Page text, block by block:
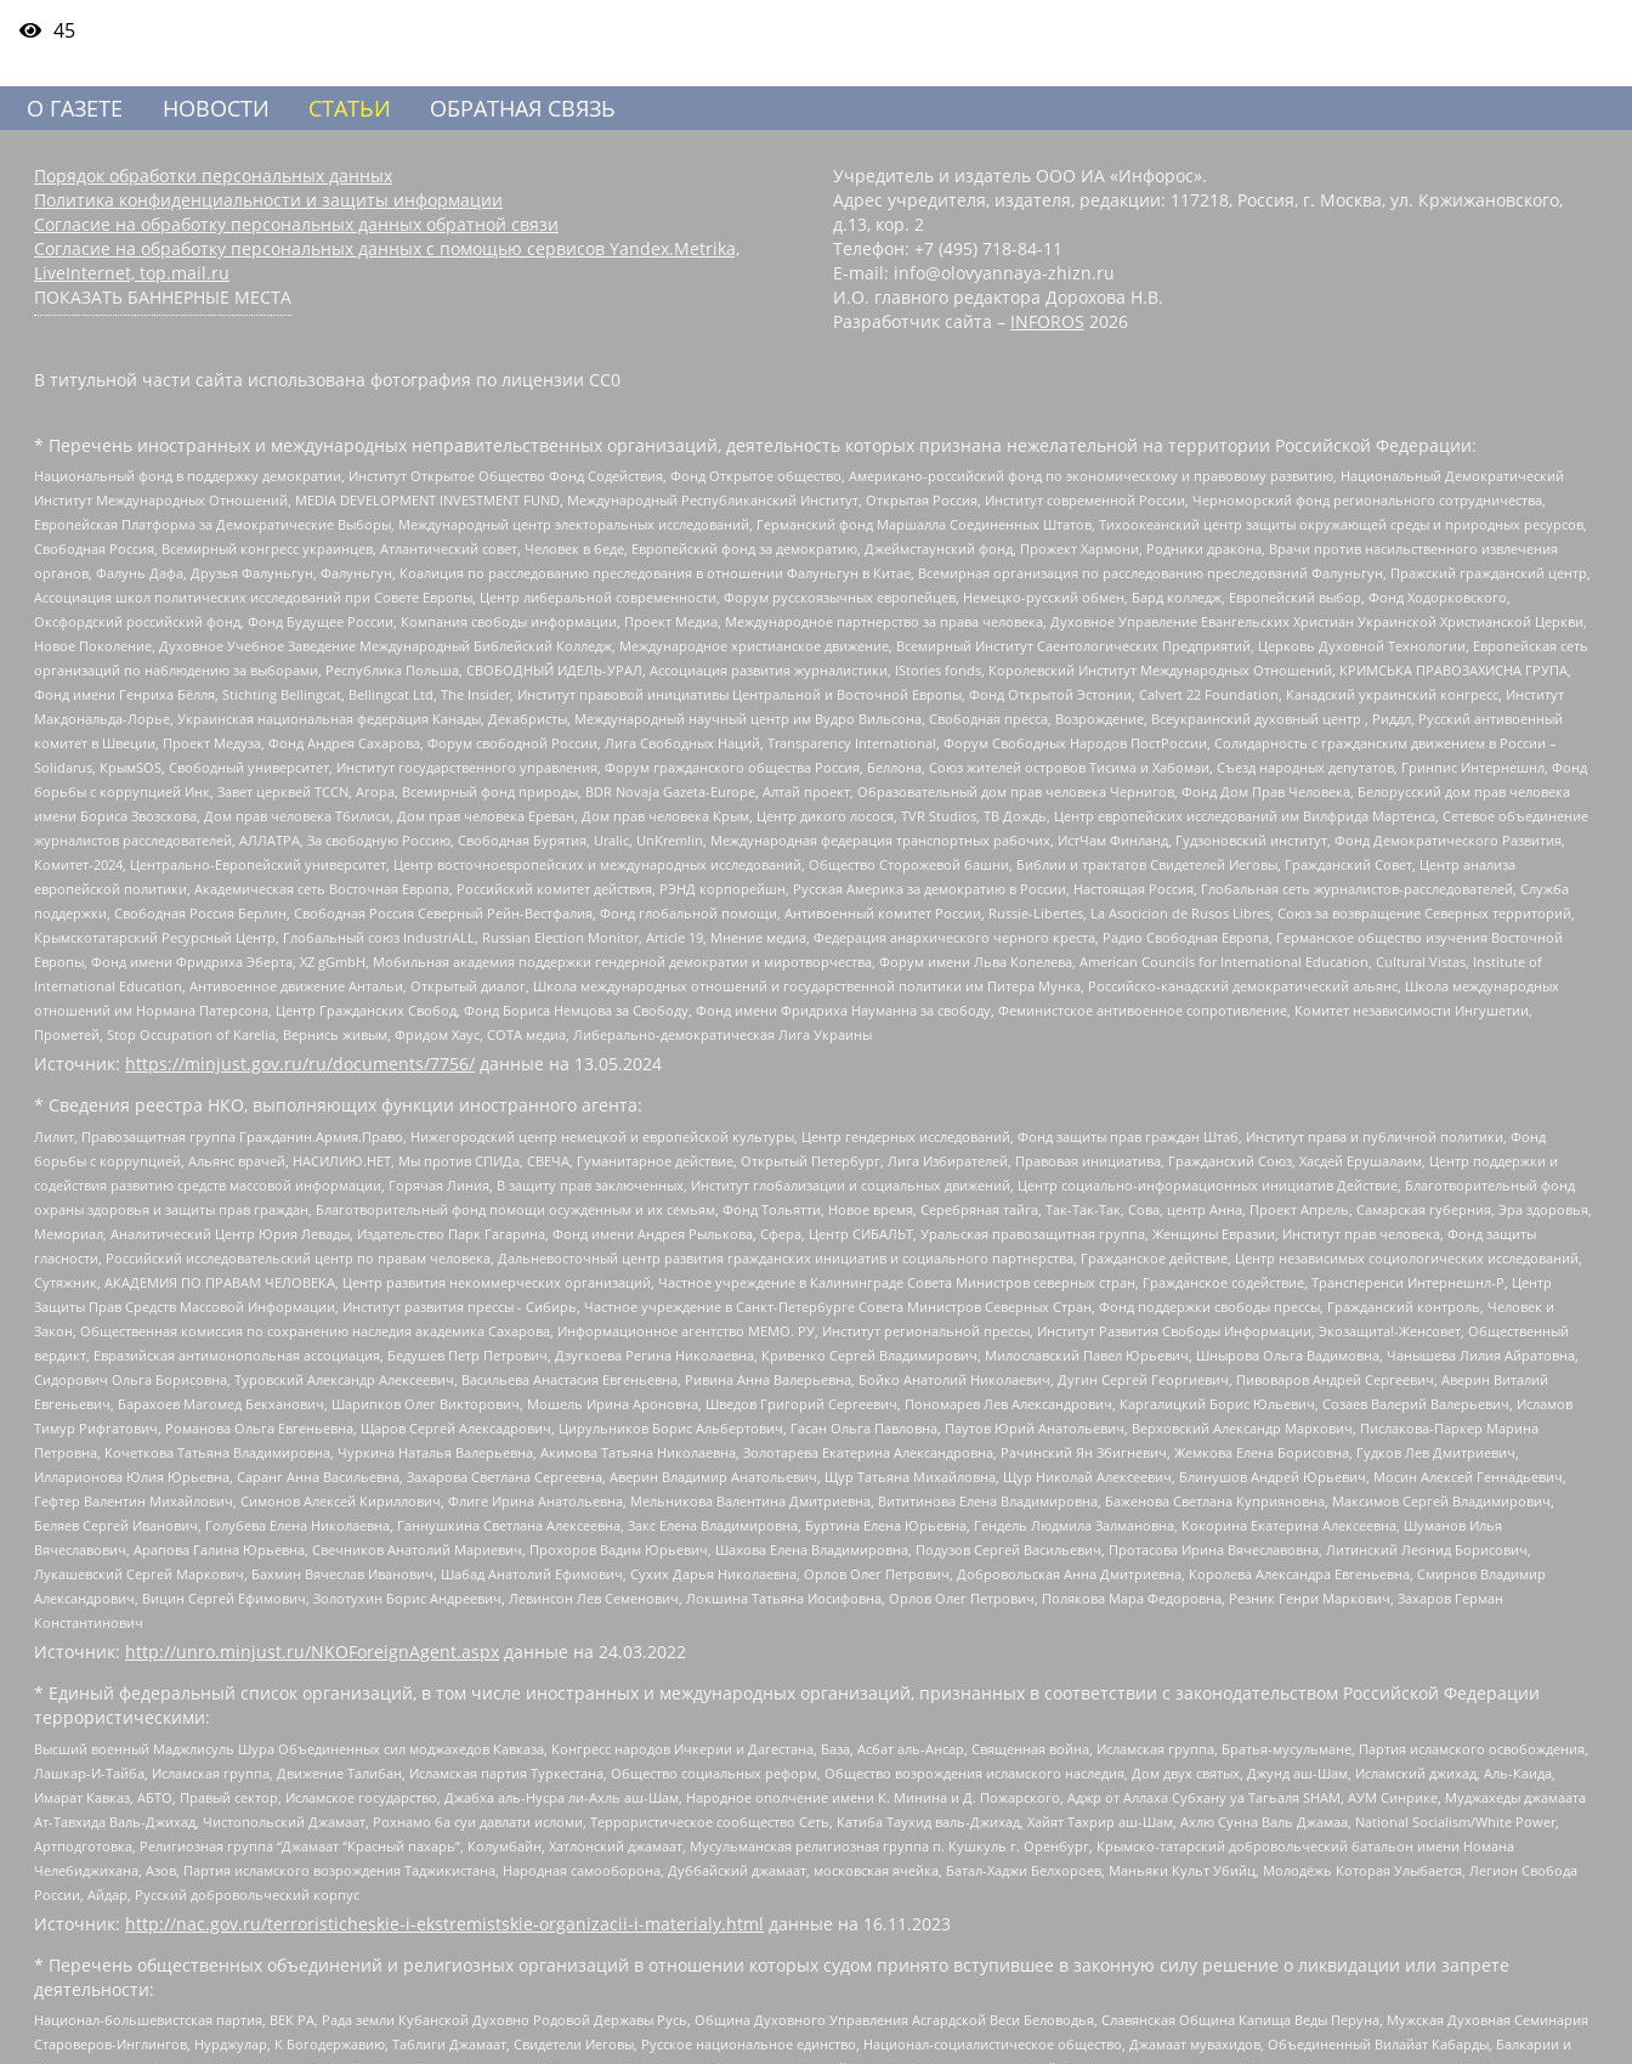
45
О ГАЗЕТЕ НОВОСТИ СТАТЬИ ОБРАТНАЯ СВЯЗЬ
Порядок обработки персональных данных
Политика конфиденциальности и защиты информации
Согласие на обработку персональных данных обратной связи
Согласие на обработку персональных данных с помощью сервисов Yandex.Metrika,
LiveInternet, top.mail.ru
ПОКАЗАТЬ БАННЕРНЫЕ МЕСТА
Учредитель и издатель ООО ИА «Инфорос».
Адрес учредителя, издателя, редакции: 117218, Россия, г. Москва, ул. Кржижановского,
д.13, кор. 2
Телефон: +7 (495) 718-84-11
E-mail: info@olovyannaya-zhizn.ru
И.О. главного редактора Дорохова Н.В.
Разработчик сайта – INFOROS 2026
В титульной части сайта использована фотография по лицензии CC0 ‌
* Перечень иностранных и международных неправительственных организаций, деятельность которых признана нежелательной на территории Российской Федерации:
Национальный фонд в поддержку демократии, Институт Открытое Общество Фонд Содействия, Фонд Открытое общество, Американо-российский фонд по экономическому и правовому развитию, Национальный Демократический
Институт Международных Отношений, MEDIA DEVELOPMENT INVESTMENT FUND, Международный Республиканский Институт, Открытая Россия, Институт современной России, Черноморский фонд регионального сотрудничества,
Европейская Платформа за Демократические Выборы, Международный центр электоральных исследований, Германский фонд Маршалла Соединенных Штатов, Тихоокеанский центр защиты окружающей среды и природных ресурсов,
Свободная Россия, Всемирный конгресс украинцев, Атлантический совет, Человек в беде, Европейский фонд за демократию, Джеймстаунский фонд, Прожект Хармони, Родники дракона, Врачи против насильственного извлечения
органов, Фалунь Дафа, Друзья Фалуньгун, Фалуньгун, Коалиция по расследованию преследования в отношении Фалуньгун в Китае, Всемирная организация по расследованию преследований Фалуньгун, Пражский гражданский центр,
Ассоциация школ политических исследований при Совете Европы, Центр либеральной современности, Форум русскоязычных европейцев, Немецко-русский обмен, Бард колледж, Европейский выбор, Фонд Ходорковского,
Оксфордский российский фонд, Фонд Будущее России, Компания свободы информации, Проект Медиа, Международное партнерство за права человека, Духовное Управление Евангельских Христиан Украинской Христианской Церкви,
Новое Поколение, Духовное Учебное Заведение Международный Библейский Колледж, Международное христианское движение, Всемирный Институт Саентологических Предприятий, Церковь Духовной Технологии, Европейская сеть
организаций по наблюдению за выборами, Республика Польша, СВОБОДНЫЙ ИДЕЛЬ-УРАЛ, Ассоциация развития журналистики, IStories fonds, Королевский Институт Международных Отношений, КРИМСЬКА ПРАВОЗАХИСНА ГРУПА,
Фонд имени Генриха Бёлля, Stichting Bellingcat, Bellingcat Ltd, The Insider, Институт правовой инициативы Центральной и Восточной Европы, Фонд Открытой Эстонии, Calvert 22 Foundation, Канадский украинский конгресс, Институт
Макдональда-Лорье, Украинская национальная федерация Канады, Декабристы, Международный научный центр им Вудро Вильсона, Свободная пресса, Возрождение, Всеукраинский духовный центр , Риддл, Русский антивоенный
комитет в Швеции, Проект Медуза, Фонд Андрея Сахарова, Форум свободной России, Лига Свободных Наций, Transparеncy International, Форум Свободных Народов ПостРоссии, Солидарность с гражданским движением в России –
Solidarus, КрымSOS, Свободный университет, Институт государственного управления, Форум гражданского общества Россия, Беллона, Союз жителей островов Тисима и Хабомаи, Съезд народных депутатов, Гринпис Интернешнл, Фонд
борьбы с коррупцией Инк, Завет церквей TCCN, Агора, Всемирный фонд природы, BDR Novaja Gazeta-Europe, Алтай проект, Образовательный дом прав человека Чернигов, Фонд Дом Прав Человека, Белорусский дом прав человека
имени Бориса Звозскова, Дом прав человека Тбилиси, Дом прав человека Ереван, Дом прав человека Крым, Центр дикого лосося, TVR Studios, ТВ Дождь, Центр европейских исследований им Вилфрида Мартенса, Сетевое объединение
журналистов расследователей, АЛЛАТРА, За свободную Россию, Свободная Бурятия, Uralic, UnKremlin, Международная федерация транспортных рабочих, ИстЧам Финланд, Гудзоновский институт, Фонд Демократического Развития,
Комитет-2024, Центрально-Европейский университет, Центр восточноевропейских и международных исследований, Общество Сторожевой башни, Библии и трактатов Свидетелей Иеговы, Гражданский Совет, Центр анализа
европейской политики, Академическая сеть Восточная Европа, Российский комитет действия, РЭНД корпорейшн, Русская Америка за демократию в России, Настоящая Россия, Глобальная сеть журналистов-расследователей, Служба
поддержки, Свободная Россия Берлин, Свободная Россия Северный Рейн-Вестфалия, Фонд глобальной помощи, Антивоенный комитет России, Russie-Libertes, La Asocicion de Rusos Libres, Союз за возвращение Северных территорий,
Крымскотатарский Ресурсный Центр, Глобальный союз IndustriALL, Russian Election Monitor, Article 19, Мнение медиа, Федерация анархического черного креста, Радио Свободная Европа, Германское общество изучения Восточной
Европы, Фонд имени Фридриха Эберта, XZ gGmbH, Мобильная академия поддержки гендерной демократии и миротворчества, Форум имени Льва Копелева, American Councils for International Education, Cultural Vistas, Institute of
International Education, Антивоенное движение Антальи, Открытый диалог, Школа международных отношений и государственной политики им Питера Мунка, Российско-канадский демократический альянс, Школа международных
отношений им Нормана Патерсона, Центр Гражданских Свобод, Фонд Бориса Немцова за Свободу, Фонд имени Фридриха Науманна за свободу, Феминистское антивоенное сопротивление, Комитет независимости Ингушетии,
Прометей, Stop Occupation of Karelia, Вернись живым, Фридом Хаус, СОТА медиа, Либерально-демократическая Лига Украины
Источник: https://minjust.gov.ru/ru/documents/7756/ данные на 13.05.2024
* Сведения реестра НКО, выполняющих функции иностранного агента:
Лилит, Правозащитная группа Гражданин.Армия.Право, Нижегородский центр немецкой и европейской культуры, Центр гендерных исследований, Фонд защиты прав граждан Штаб, Институт права и публичной политики, Фонд
борьбы с коррупцией, Альянс врачей, НАСИЛИЮ.НЕТ, Мы против СПИДа, СВЕЧА, Гуманитарное действие, Открытый Петербург, Лига Избирателей, Правовая инициатива, Гражданский Союз, Хасдей Ерушалаим, Центр поддержки и
содействия развитию средств массовой информации, Горячая Линия, В защиту прав заключенных, Институт глобализации и социальных движений, Центр социально-информационных инициатив Действие, Благотворительный фонд
охраны здоровья и защиты прав граждан, Благотворительный фонд помощи осужденным и их семьям, Фонд Тольятти, Новое время, Серебряная тайга, Так-Так-Так, Сова, центр Анна, Проект Апрель, Самарская губерния, Эра здоровья,
Мемориал, Аналитический Центр Юрия Левады, Издательство Парк Гагарина, Фонд имени Андрея Рылькова, Сфера, Центр СИБАЛЬТ, Уральская правозащитная группа, Женщины Евразии, Институт прав человека, Фонд защиты
гласности, Российский исследовательский центр по правам человека, Дальневосточный центр развития гражданских инициатив и социального партнерства, Гражданское действие, Центр независимых социологических исследований,
Сутяжник, АКАДЕМИЯ ПО ПРАВАМ ЧЕЛОВЕКА, Центр развития некоммерческих организаций, Частное учреждение в Калининграде Совета Министров северных стран, Гражданское содействие, Трансперенси Интернешнл-Р, Центр
Защиты Прав Средств Массовой Информации, Институт развития прессы - Сибирь, Частное учреждение в Санкт-Петербурге Совета Министров Северных Стран, Фонд поддержки свободы прессы, Гражданский контроль, Человек и
Закон, Общественная комиссия по сохранению наследия академика Сахарова, Информационное агентство МЕМО. РУ, Институт региональной прессы, Институт Развития Свободы Информации, Экозащита!-Женсовет, Общественный
вердикт, Евразийская антимонопольная ассоциация, Бедушев Петр Петрович, Дзугкоева Регина Николаевна, Кривенко Сергей Владимирович, Милославский Павел Юрьевич, Шнырова Ольга Вадимовна, Чанышева Лилия Айратовна,
Сидорович Ольга Борисовна, Туровский Александр Алексеевич, Васильева Анастасия Евгеньевна, Ривина Анна Валерьевна, Бойко Анатолий Николаевич, Дугин Сергей Георгиевич, Пивоваров Андрей Сергеевич, Аверин Виталий
Евгеньевич, Барахоев Магомед Бекханович, Шарипков Олег Викторович, Мошель Ирина Ароновна, Шведов Григорий Сергеевич, Пономарев Лев Александрович, Каргалицкий Борис Юльевич, Созаев Валерий Валерьевич, Исламов
Тимур Рифгатович, Романова Ольга Евгеньевна, Щаров Сергей Алексадрович, Цирульников Борис Альбертович, Гасан Ольга Павловна, Паутов Юрий Анатольевич, Верховский Александр Маркович, Пислакова-Паркер Марина
Петровна, Кочеткова Татьяна Владимировна, Чуркина Наталья Валерьевна, Акимова Татьяна Николаевна, Золотарева Екатерина Александровна, Рачинский Ян Збигневич, Жемкова Елена Борисовна, Гудков Лев Дмитриевич,
Илларионова Юлия Юрьевна, Саранг Анна Васильевна, Захарова Светлана Сергеевна, Аверин Владимир Анатольевич, Щур Татьяна Михайловна, Щур Николай Алексеевич, Блинушов Андрей Юрьевич, Мосин Алексей Геннадьевич,
Гефтер Валентин Михайлович, Симонов Алексей Кириллович, Флиге Ирина Анатольевна, Мельникова Валентина Дмитриевна, Вититинова Елена Владимировна, Баженова Светлана Куприяновна, Максимов Сергей Владимирович,
Беляев Сергей Иванович, Голубева Елена Николаевна, Ганнушкина Светлана Алексеевна, Закс Елена Владимировна, Буртина Елена Юрьевна, Гендель Людмила Залмановна, Кокорина Екатерина Алексеевна, Шуманов Илья
Вячеславович, Арапова Галина Юрьевна, Свечников Анатолий Мариевич, Прохоров Вадим Юрьевич, Шахова Елена Владимировна, Подузов Сергей Васильевич, Протасова Ирина Вячеславовна, Литинский Леонид Борисович,
Лукашевский Сергей Маркович, Бахмин Вячеслав Иванович, Шабад Анатолий Ефимович, Сухих Дарья Николаевна, Орлов Олег Петрович, Добровольская Анна Дмитриевна, Королева Александра Евгеньевна, Смирнов Владимир
Александрович, Вицин Сергей Ефимович, Золотухин Борис Андреевич, Левинсон Лев Семенович, Локшина Татьяна Иосифовна, Орлов Олег Петрович, Полякова Мара Федоровна, Резник Генри Маркович, Захаров Герман
Константинович
Источник: http://unro.minjust.ru/NKOForeignAgent.aspx данные на 24.03.2022
* Единый федеральный список организаций, в том числе иностранных и международных организаций, признанных в соответствии с законодательством Российской Федерации
террористическими:
Высший военный Маджлисуль Шура Объединенных сил моджахедов Кавказа, Конгресс народов Ичкерии и Дагестана, База, Асбат аль-Ансар, Священная война, Исламская группа, Братья-мусульмане, Партия исламского освобождения,
Лашкар-И-Тайба, Исламская группа, Движение Талибан, Исламская партия Туркестана, Общество социальных реформ, Общество возрождения исламского наследия, Дом двух святых, Джунд аш-Шам, Исламский джихад, Аль-Каида,
Имарат Кавказ, АБТО, Правый сектор, Исламское государство, Джабха аль-Нусра ли-Ахль аш-Шам, Народное ополчение имени К. Минина и Д. Пожарского, Аджр от Аллаха Субхану уа Тагьаля SHAM, АУМ Синрике, Муджахеды джамаата
Ат-Тавхида Валь-Джихад, Чистопольский Джамаат, Рохнамо ба суи давлати исломи, Террористическое сообщество Сеть, Катиба Таухид валь-Джихад, Хайят Тахрир аш-Шам, Ахлю Сунна Валь Джамаа, National Socialism/White Power,
Артподготовка, Религиозная группа “Джамаат “Красный пахарь”, Колумбайн, Хатлонский джамаат, Мусульманская религиозная группа п. Кушкуль г. Оренбург, Крымско-татарский добровольческий батальон имени Номана
Челебиджихана, Азов, Партия исламского возрождения Таджикистана, Народная самооборона, Дуббайский джамаат, московская ячейка, Батал-Хаджи Белхороев, Маньяки Культ Убийц, Молодёжь Которая Улыбается, Легион Свобода
России, Айдар, Русский добровольческий корпус
Источник: http://nac.gov.ru/terroristicheskie-i-ekstremistskie-organizacii-i-materialy.html данные на 16.11.2023
* Перечень общественных объединений и религиозных организаций в отношении которых судом принято вступившее в законную силу решение о ликвидации или запрете
деятельности:
Национал-большевистская партия, ВЕК РА, Рада земли Кубанской Духовно Родовой Державы Русь, Община Духовного Управления Асгардской Веси Беловодья, Славянская Община Капища Веды Перуна, Мужская Духовная Семинария
Староверов-Инглингов, Нурджулар, К Богодержавию, Таблиги Джамаат, Свидетели Иеговы, Русское национальное единство, Национал-социалистическое общество, Джамаат мувахидов, Объединенный Вилайат Кабарды, Балкарии и